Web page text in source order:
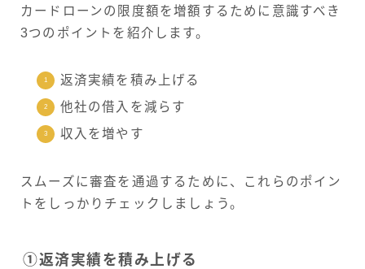
カードローンの限度額を増額するために意識すべき
3つのポイントを紹介します。
返済実績を積み上げる
他社の借入を減らす
収入を増やす
スムーズに審査を通過するために、これらのポイン
トをしっかりチェックしましょう。
①返済実績を積み上げる